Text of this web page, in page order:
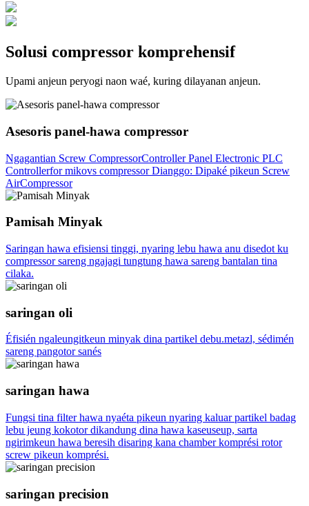
Solusi compressor komprehensif
Upami anjeun peryogi naon waé, kuring dilayanan anjeun.
Asesoris panel-hawa compressor
Ngagantian Screw CompressorController Panel Electronic PLC
Controllerfor mikovs compressor Dianggo: Dipaké pikeun Screw
AirCompressor
Pamisah Minyak
Saringan hawa efisiensi tinggi, nyaring lebu hawa anu disedot ku
compressor sareng ngajagi tungtung hawa sareng bantalan tina
cilaka.
saringan oli
Éfisién ngaleungitkeun minyak dina partikel debu.metazl, sédimén
sareng pangotor sanés
saringan hawa
Fungsi tina filter hawa nyaéta pikeun nyaring kaluar partikel badag
lebu jeung kokotor dikandung dina hawa kaseuseup, sarta
ngirimkeun hawa beresih disaring kana chamber komprési rotor
screw pikeun komprési.
saringan precision